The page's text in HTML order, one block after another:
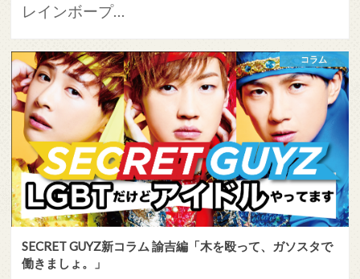
レインボープ…
コラム
SECRET GUYZ新コラム 諭吉編「木を殴って、ガソスタで
働きましょ。」